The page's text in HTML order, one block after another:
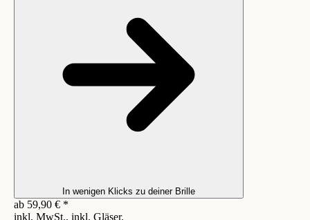
In wenigen Klicks zu deiner Brille
ab 59,90 € *
inkl. MwSt., inkl. Gläser.